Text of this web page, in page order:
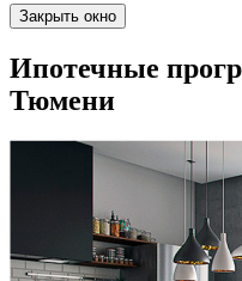
Закрыть окно
Ипотечные
Тюмени